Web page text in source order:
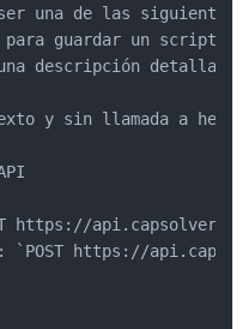
una de las
guardar un script
descripción
y sin llamada a
https://
https://